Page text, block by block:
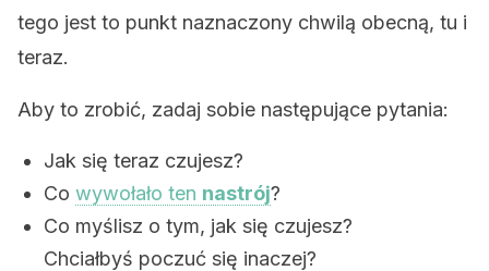
tego jest to punkt naznaczony chwilą obecną, tu i
teraz.
Aby to zrobić, zadaj sobie następujące pytania:
Jak się teraz czujesz?
Co wywołało ten nastrój?
Co myślisz o tym, jak się czujesz?
Chciałbyś poczuć się inaczej?